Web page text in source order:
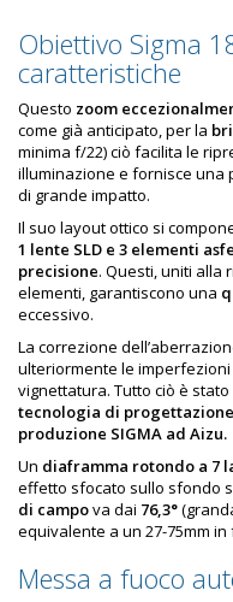
Obiettivo Sigma
caratteristiche
Questo zoom
come già anticipato, per la
minima f/22) ciò facilita le
illuminazione e fornisce una
di grande impatto.
Il suo layout ottico si
1 lente SLD e 3 elementi
precisione. Questi, uniti alla
elementi, garantiscono una
eccessivo.
La correzione
ulteriormente le
vignettatura. Tutto ciò è
tecnologia di
produzione SIGMA ad Aizu.
Un diaframma rotondo a 7
effetto sfocato sullo sfondo
di campova dai 76,3°
equivalente a un 27-75mm
Messa a fuoco